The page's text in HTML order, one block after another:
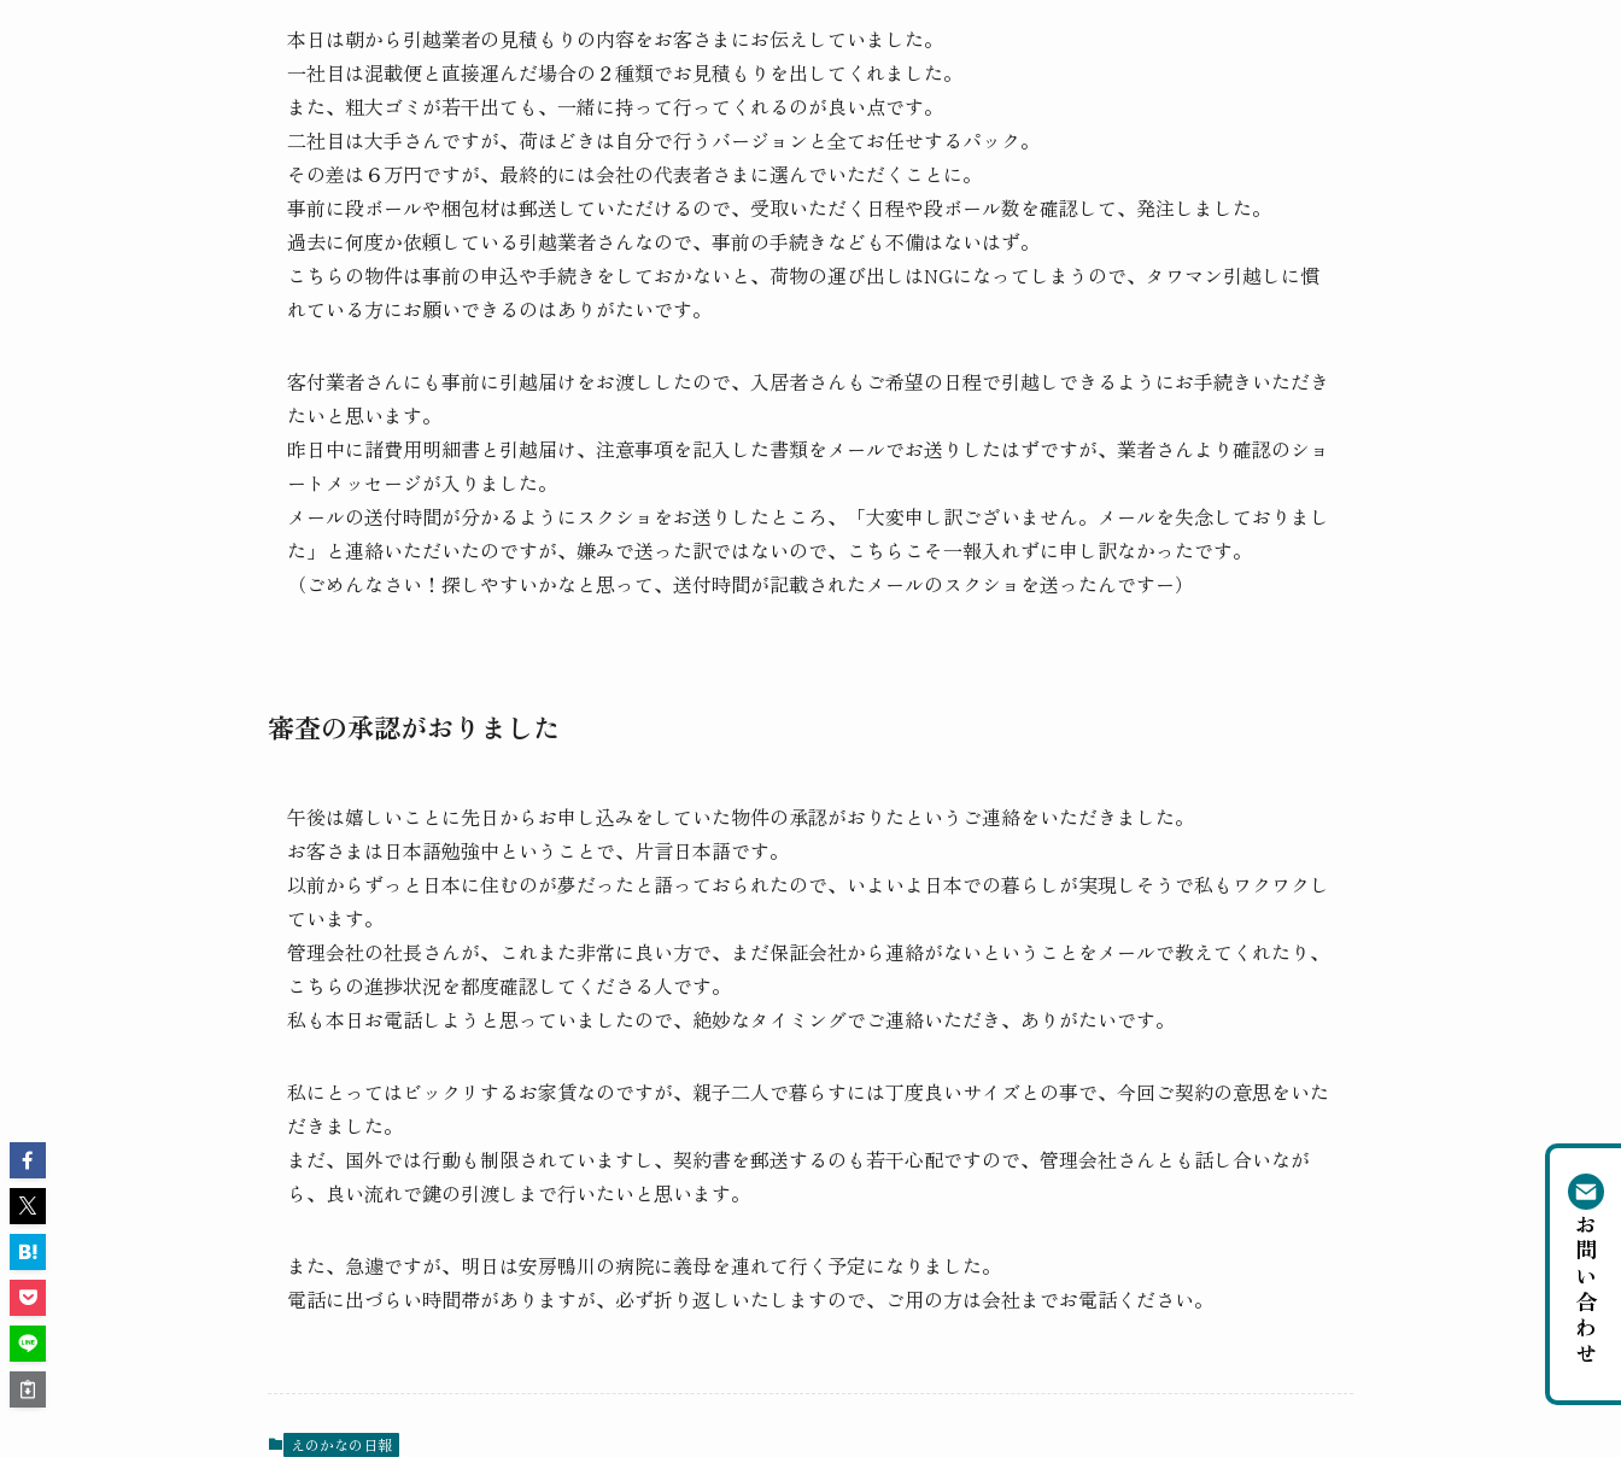
本日は朝から引越業者の見積もりの内容をお客さまにお伝えしていました。
一社目は混載便と直接運んだ場合の２種類でお見積もりを出してくれました。
また、粗大ゴミが若干出ても、一緒に持って行ってくれるのが良い点です。
二社目は大手さんですが、荷ほどきは自分で行うバージョンと全てお任せするパック。
その差は６万円ですが、最終的には会社の代表者さまに選んでいただくことに。
事前に段ボールや梱包材は郵送していただけるので、受取いただく日程や段ボール数を確認して、発注しました。
過去に何度か依頼している引越業者さんなので、事前の手続きなども不備はないはず。
こちらの物件は事前の申込や手続きをしておかないと、荷物の運び出しはNGになってしまうので、タワマン引越しに慣
れている方にお願いできるのはありがたいです。
客付業者さんにも事前に引越届けをお渡ししたので、入居者さんもご希望の日程で引越しできるようにお手続きいただき
たいと思います。
昨日中に諸費用明細書と引越届け、注意事項を記入した書類をメールでお送りしたはずですが、業者さんより確認のショ
ートメッセージが入りました。
メールの送付時間が分かるようにスクショをお送りしたところ、「大変申し訳ございません。メールを失念しておりまし
た」と連絡いただいたのですが、嫌みで送った訳ではないので、こちらこそ一報入れずに申し訳なかったです。
（ごめんなさい！探しやすいかなと思って、送付時間が記載されたメールのスクショを送ったんですー）
審査の承認がおりました
午後は嬉しいことに先日からお申し込みをしていた物件の承認がおりたというご連絡をいただきました。
お客さまは日本語勉強中ということで、片言日本語です。
以前からずっと日本に住むのが夢だったと語っておられたので、いよいよ日本での暮らしが実現しそうで私もワクワクし
ています。
管理会社の社長さんが、これまた非常に良い方で、まだ保証会社から連絡がないということをメールで教えてくれたり、
こちらの進捗状況を都度確認してくださる人です。
私も本日お電話しようと思っていましたので、絶妙なタイミングでご連絡いただき、ありがたいです。
私にとってはビックリするお家賃なのですが、親子二人で暮らすには丁度良いサイズとの事で、今回ご契約の意思をいた
だきました。
まだ、国外では行動も制限されていますし、契約書を郵送するのも若干心配ですので、管理会社さんとも話し合いなが
ら、良い流れで鍵の引渡しまで行いたいと思います。
また、急遽ですが、明日は安房鴨川の病院に義母を連れて行く予定になりました。
電話に出づらい時間帯がありますが、必ず折り返しいたしますので、ご用の方は会社までお電話ください。
えのかなの日報
お問い合わせ